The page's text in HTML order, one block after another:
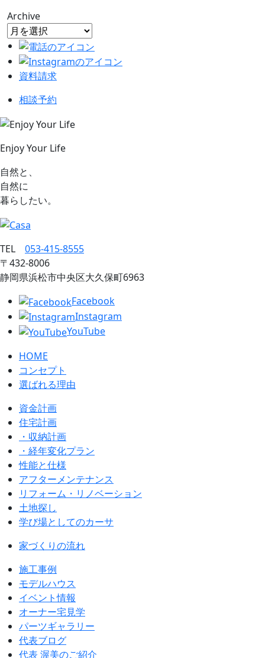
Archive
資料請求
相談予約
Enjoy Your Life
自然と、
自然に
暮らしたい。
TEL 053‐415‐8555
〒432‐8006
静岡県浜松市中央区大久保町6963
Facebook
Instagram
YouTube
HOME
コンセプト
選ばれる理由
資金計画
住宅計画
・収納計画
・経年変化プラン
性能と仕様
アフターメンテナンス
リフォーム・リノベーション
土地探し
学び場としてのカーサ
家づくりの流れ
施工事例
モデルハウス
イベント情報
オーナー宅見学
パーツギャラリー
代表ブログ
代表 渥美のご紹介